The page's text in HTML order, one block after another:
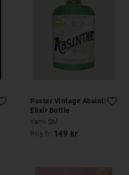
Poster Vintage Absinthe
Elixir Bottle
Yami SM
Pris fr. 149 kr